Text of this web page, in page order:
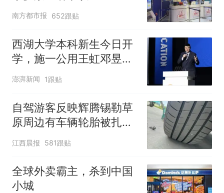
南方都市报 652跟贴
西湖大学本科新生今日开
学，施一公用王虹邓昱的
故事激励新生
澎湃新闻 1跟贴
自驾游客反映辉腾锡勒草
原周边有车辆轮胎被扎，
修理店铺换胎价格高达千
江西晨报 581跟贴
全球外卖霸主，杀到中国
小城